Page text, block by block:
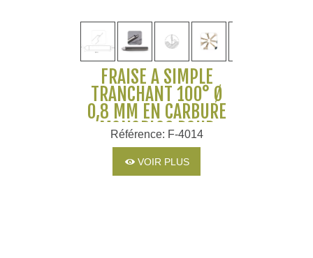
FRAISE À SIMPLE
TRANCHANT 100° Ø
0,8 MM EN CARBURE
MONOBLOC POUR
MACHINES SILCA ET
JMA
Référence: F-4014
VOIR PLUS